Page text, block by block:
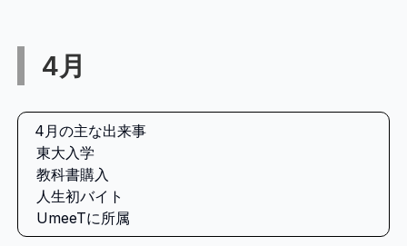
4月
4月の主な出来事
東大入学
教科書購入
人生初バイト
UmeeTに所属